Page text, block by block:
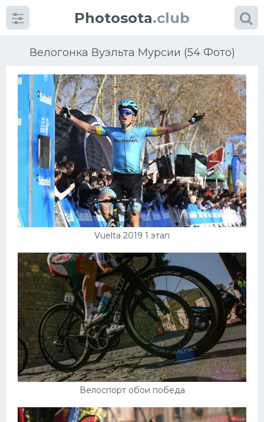
Photosota.club
Велогонка Вуэльта Мурсии (54 Фото)
Vuelta 2019 1 этап
Велоспорт обои победа
Категории Фото
Еще картинки...
Футбол
Баскетбол
Велогонки
Конькобежный спорт
Тренажеры
Интерьер квартиры